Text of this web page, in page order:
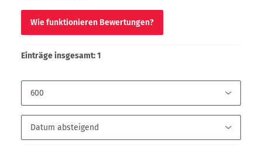
Wie funktionieren Bewertungen?
Einträge insgesamt: 1